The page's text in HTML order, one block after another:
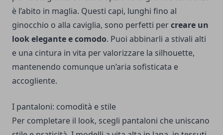
è l’abito in maglia. Questi capi, lunghi fino al
ginocchio o alla caviglia, sono perfetti percreare un
look elegante e comodo. Puoi abbinarli a stivali alti
e una cintura in vita per valorizzare la silhouette,
mantenendo comunque un’aria sofisticata e
accogliente.
I pantaloni: comodità e stile
Per completare il look, scegli pantaloni che uniscano